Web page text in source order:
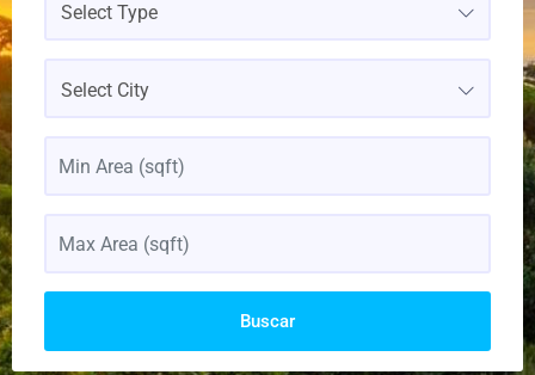
Select Type
Select City
Buscar